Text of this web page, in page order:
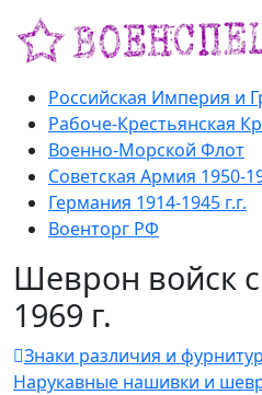
Российская Империя и
Рабоче-Крестьянская
Военно-Морской Флот
Советская Армия 1950-
Германия 1914-1945 г.г.
Военторг РФ
Шеврон войск
1969 г.
Знаки различия и
Нарукавные нашивки и